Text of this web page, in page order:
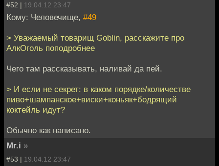
#52 | 19.04.12 23:47
Кому: Человечище, #49
> Уважаемый товарищ Goblin, расскажите про
АлкОголь поподробнее
Чего там рассказывать, наливай да пей.
> И если не секрет: в каком порядке/количестве
пиво+шампанское+виски+коньяк+бодрящий
коктейль идут?
Обычно как написано.
Mr.i »
#53 | 19.04.12 23:47